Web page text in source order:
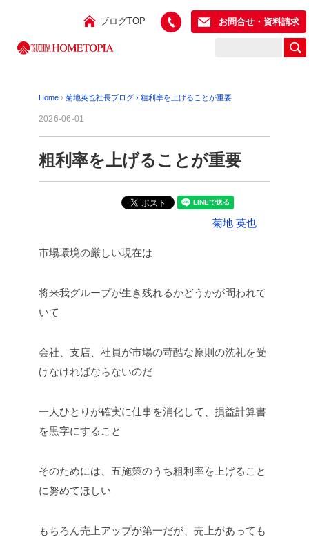
ブログTOP お問合せ・資料請求
Home › 菊地英也社長ブログ › 粗利率を上げることが重要
2026-06-01
粗利率を上げることが重要
菊地 英也
市場環境の厳しい現在は
将来我グループが生き残れるかどうかが問われて
いて
会社、支店、社員が市場の苛酷な原則の洗礼を受
けなければならないのだ
一人ひとりが確実に仕事を消化して、損益計算書
を黒字にすること
そのためには、五施策のうち粗利率を上げること
に努めてほしい
もちろん売上アップが第一だが、売上があっても